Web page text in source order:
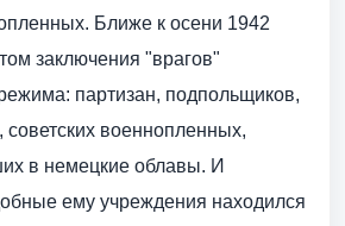
Ближе к осени 1942
заключения "врагов"
партизан, подпольщиков,
советских военнопленных,
в немецкие облавы. И
ему учреждения находился